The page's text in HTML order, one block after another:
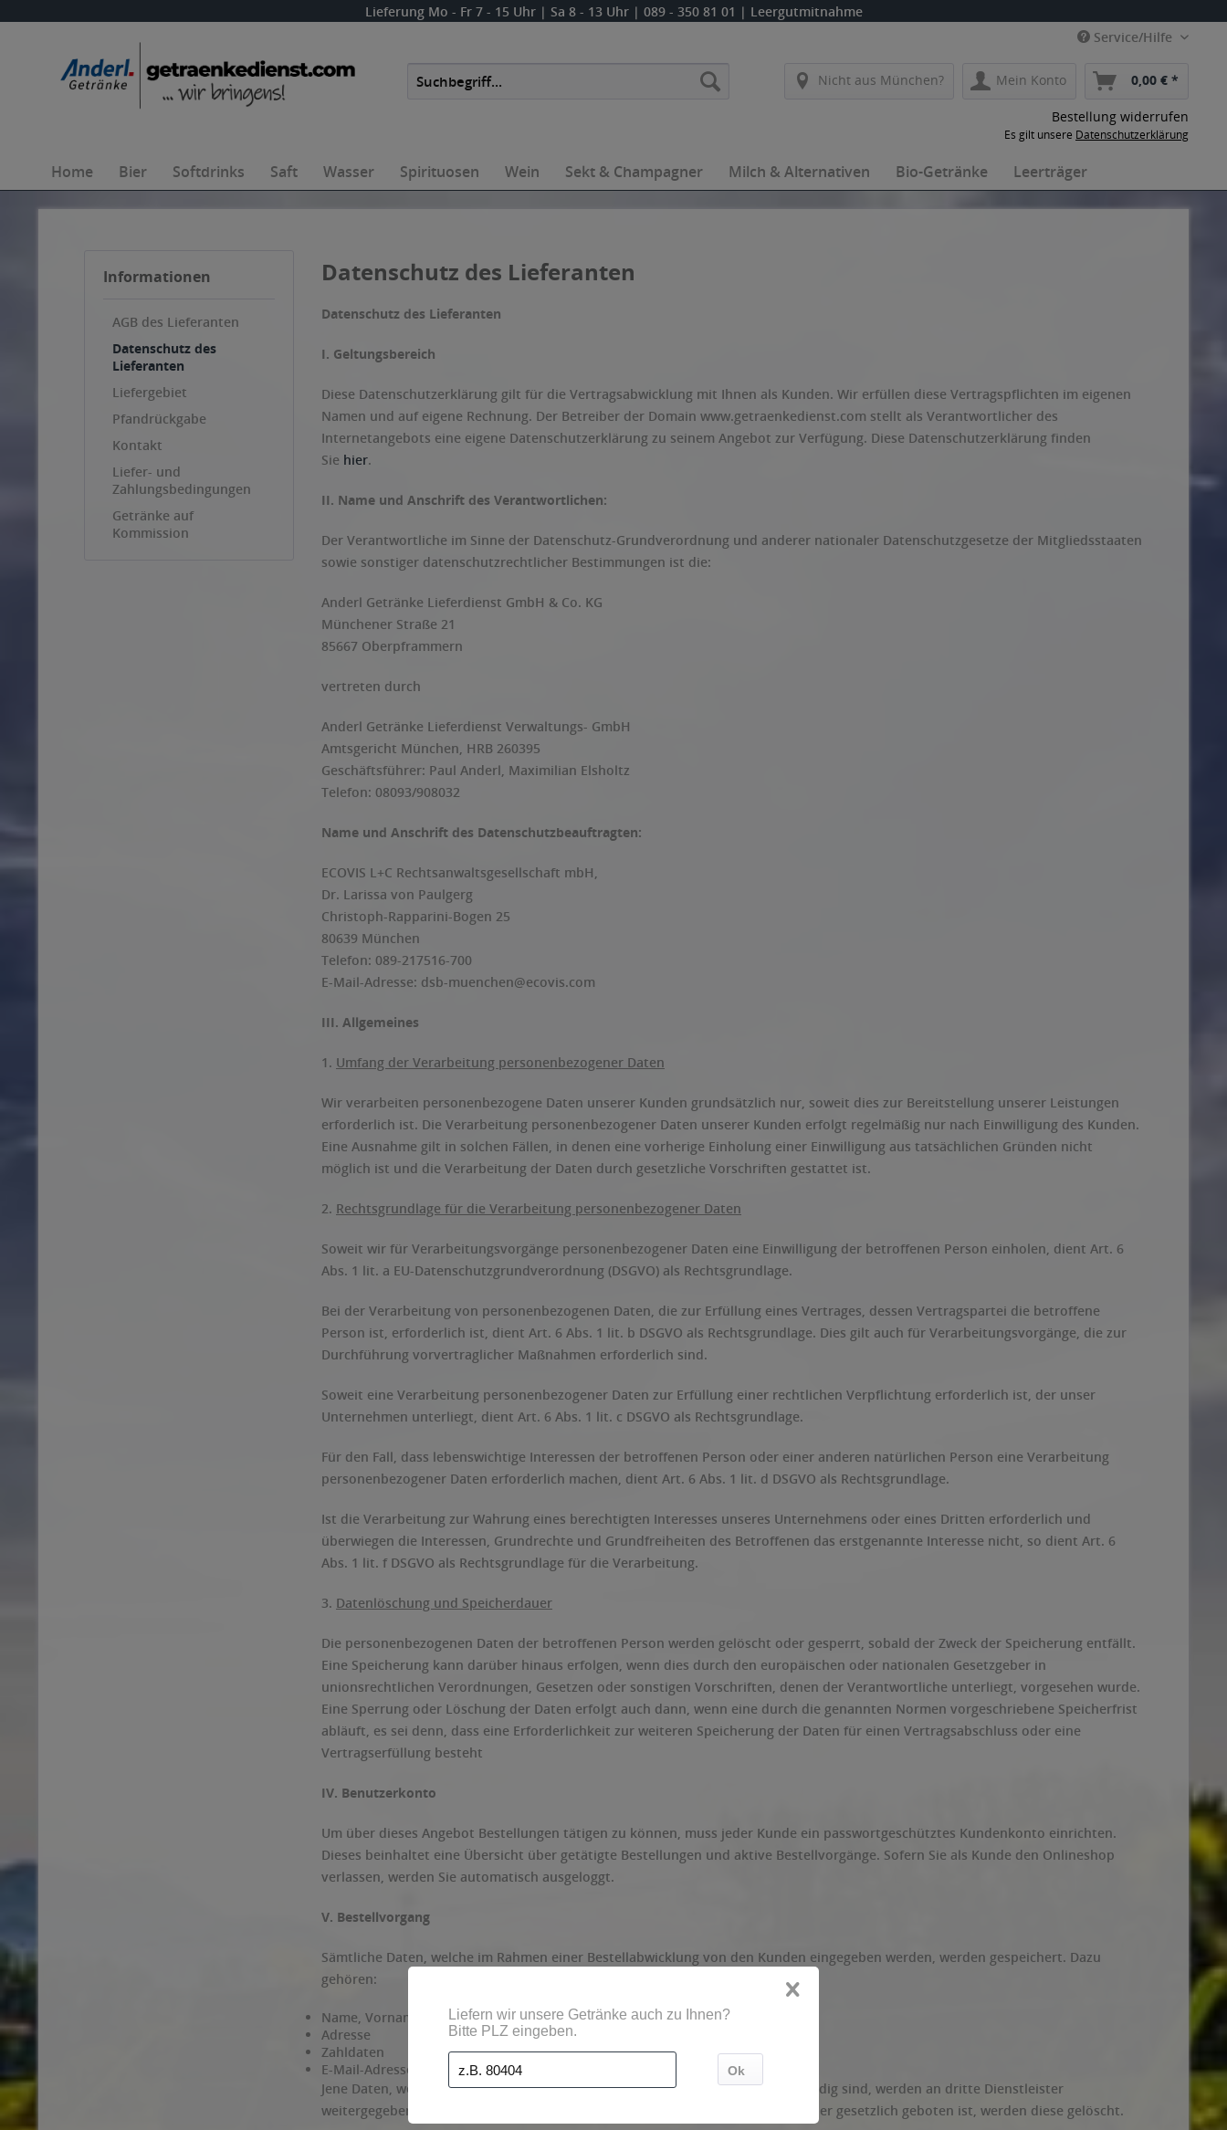
Lieferung Mo - Fr 7 - 15 Uhr | Sa 8 - 13 Uhr | 089 - 350 81 01 | Leergutmitnahme
Service/Hilfe
Nicht aus München? Mein Konto 0,00 € *
Bestellung widerrufen
Es gilt unsere Datenschutzerklärung
Home Bier Softdrinks Saft Wasser Spirituosen Wein Sekt & Champagner Milch & Alternativen Bio-Getränke Leerträger
Informationen
AGB des Lieferanten
Datenschutz des
Lieferanten
Liefergebiet
Pfandrückgabe
Kontakt
Liefer- und
Zahlungsbedingungen
Getränke auf
Kommission
Datenschutz des Lieferanten
Datenschutz des Lieferanten
I. Geltungsbereich
Diese Datenschutzerklärung gilt für die Vertragsabwicklung mit Ihnen als Kunden. Wir erfüllen diese Vertragspflichten im eigenen
Namen und auf eigene Rechnung. Der Betreiber der Domain www.getraenkedienst.com stellt als Verantwortlicher des
Internetangebots eine eigene Datenschutzerklärung zu seinem Angebot zur Verfügung. Diese Datenschutzerklärung finden
Sie hier.
II. Name und Anschrift des Verantwortlichen:
Der Verantwortliche im Sinne der Datenschutz-Grundverordnung und anderer nationaler Datenschutzgesetze der Mitgliedsstaaten
sowie sonstiger datenschutzrechtlicher Bestimmungen ist die:
Anderl Getränke Lieferdienst GmbH & Co. KG
Münchener Straße 21
85667 Oberpframmern
vertreten durch
Anderl Getränke Lieferdienst Verwaltungs- GmbH
Amtsgericht München, HRB 260395
Geschäftsführer: Paul Anderl, Maximilian Elsholtz
Telefon: 08093/908032
Name und Anschrift des Datenschutzbeauftragten:
ECOVIS L+C Rechtsanwaltsgesellschaft mbH,
Dr. Larissa von Paulgerg
Christoph-Rapparini-Bogen 25
80639 München
Telefon: 089-217516-700
E-Mail-Adresse: dsb-muenchen@ecovis.com
III. Allgemeines
1. Umfang der Verarbeitung personenbezogener Daten
Wir verarbeiten personenbezogene Daten unserer Kunden grundsätzlich nur, soweit dies zur Bereitstellung unserer Leistungen
erforderlich ist. Die Verarbeitung personenbezogener Daten unserer Kunden erfolgt regelmäßig nur nach Einwilligung des Kunden.
Eine Ausnahme gilt in solchen Fällen, in denen eine vorherige Einholung einer Einwilligung aus tatsächlichen Gründen nicht
möglich ist und die Verarbeitung der Daten durch gesetzliche Vorschriften gestattet ist.
2. Rechtsgrundlage für die Verarbeitung personenbezogener Daten
Soweit wir für Verarbeitungsvorgänge personenbezogener Daten eine Einwilligung der betroffenen Person einholen, dient Art. 6
Abs. 1 lit. a EU-Datenschutzgrundverordnung (DSGVO) als Rechtsgrundlage.
Bei der Verarbeitung von personenbezogenen Daten, die zur Erfüllung eines Vertrages, dessen Vertragspartei die betroffene
Person ist, erforderlich ist, dient Art. 6 Abs. 1 lit. b DSGVO als Rechtsgrundlage. Dies gilt auch für Verarbeitungsvorgänge, die zur
Durchführung vorvertraglicher Maßnahmen erforderlich sind.
Soweit eine Verarbeitung personenbezogener Daten zur Erfüllung einer rechtlichen Verpflichtung erforderlich ist, der unser
Unternehmen unterliegt, dient Art. 6 Abs. 1 lit. c DSGVO als Rechtsgrundlage.
Für den Fall, dass lebenswichtige Interessen der betroffenen Person oder einer anderen natürlichen Person eine Verarbeitung
personenbezogener Daten erforderlich machen, dient Art. 6 Abs. 1 lit. d DSGVO als Rechtsgrundlage.
Ist die Verarbeitung zur Wahrung eines berechtigten Interesses unseres Unternehmens oder eines Dritten erforderlich und
überwiegen die Interessen, Grundrechte und Grundfreiheiten des Betroffenen das erstgenannte Interesse nicht, so dient Art. 6
Abs. 1 lit. f DSGVO als Rechtsgrundlage für die Verarbeitung.
3. Datenlöschung und Speicherdauer
Die personenbezogenen Daten der betroffenen Person werden gelöscht oder gesperrt, sobald der Zweck der Speicherung entfällt.
Eine Speicherung kann darüber hinaus erfolgen, wenn dies durch den europäischen oder nationalen Gesetzgeber in
unionsrechtlichen Verordnungen, Gesetzen oder sonstigen Vorschriften, denen der Verantwortliche unterliegt, vorgesehen wurde.
Eine Sperrung oder Löschung der Daten erfolgt auch dann, wenn eine durch die genannten Normen vorgeschriebene Speicherfrist
abläuft, es sei denn, dass eine Erforderlichkeit zur weiteren Speicherung der Daten für einen Vertragsabschluss oder eine
Vertragserfüllung besteht
IV. Benutzerkonto
Um über dieses Angebot Bestellungen tätigen zu können, muss jeder Kunde ein passwortgeschütztes Kundenkonto einrichten.
Dieses beinhaltet eine Übersicht über getätigte Bestellungen und aktive Bestellvorgänge. Sofern Sie als Kunde den Onlineshop
verlassen, werden Sie automatisch ausgeloggt.
V. Bestellvorgang
Sämtliche Daten, welche im Rahmen einer Bestellabwicklung von den Kunden eingegeben werden, werden gespeichert. Dazu
gehören:
Name, Vorname
Adresse
Zahldaten
E-Mail-Adresse
Jene Daten, welche zur Auslieferung oder Auftragsabwicklung zwingend notwendig sind, werden an dritte Dienstleister
weitergegeben. Sowie die Aufbewahrung Ihrer Daten nicht mehr erforderlich oder gesetzlich geboten ist, werden diese gelöscht.